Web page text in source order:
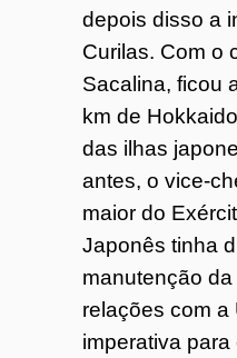
depois disso a
Curilas. Com o
Sacalina, ficou
km de
das ilhas
antes, o vice-
maior do
Japonês tinha
manutenção
relações com a
imperativa